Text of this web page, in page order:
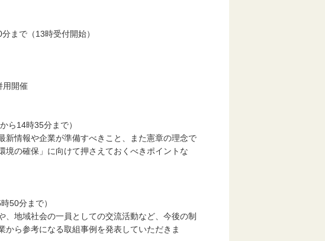
で（13時受付開始）
開催
14時35分まで）
報や企業が準備すべきこと、また憲章の理念で
確保」に向けて押さえておくべきポイントな
50分まで）
域社会の一員としての交流活動など、今後の制
参考になる取組事例を発表していただきま